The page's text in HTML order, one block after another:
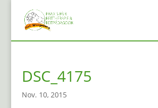
DSC_4175
Nov. 10, 2015